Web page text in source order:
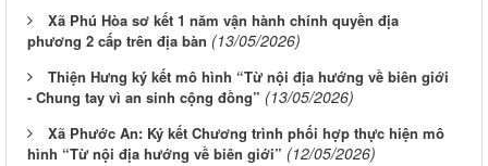
Xã Phú Hòa sơ kết 1 năm vận hành chính quyền địa
phương 2 cấp trên địa bàn (13/05/2026)
Thiện Hưng ký kết mô hình “Từ nội địa hướng về biên giới
- Chung tay vì an sinh cộng đồng” (13/05/2026)
Xã Phước An: Ký kết Chương trình phối hợp thực hiện mô
hình “Từ nội địa hướng về biên giới” (12/05/2026)